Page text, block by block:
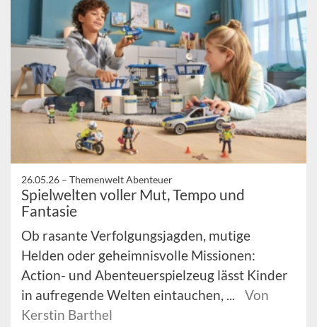
26.05.26 – Themenwelt Abenteuer
Spielwelten voller Mut, Tempo und
Fantasie
Ob rasante Verfolgungsjagden, mutige
Helden oder geheimnisvolle Missionen:
Action- und Abenteuerspielzeug lässt Kinder
in aufregende Welten eintauchen, ...
Von
Kerstin Barthel